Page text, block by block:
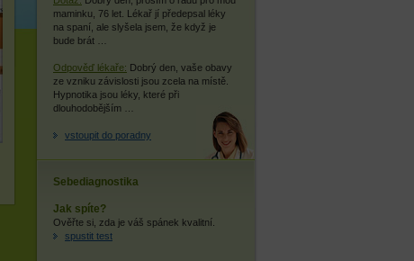
maminku, 76 let. Lékař jí předepsal léky
na spaní, ale slyšela jsem, že když je
bude brát …
Odpověď lékaře: Dobrý den, vaše obavy
ze vzniku závislosti jsou zcela na místě.
Hypnotika jsou léky, které při
dlouhodobějším …
vstoupit do poradny
Sebediagnostika
Jak spíte?
Ověřte si, zda je váš spánek kvalitní.
spustit test